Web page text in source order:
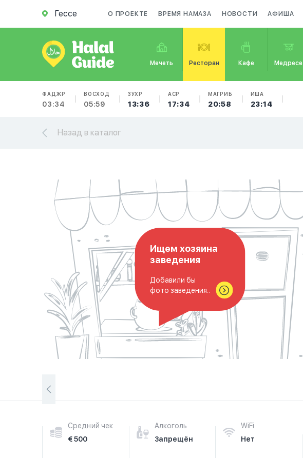
Гессе О ПРОЕКТЕ ВРЕМЯ НАМАЗА НОВОСТИ АФИША
Мечеть Ресторан Кафе Медресе
ФАДЖР
03:34
ВОСХОД
05:59
ЗУХР
13:36
АСР
17:34
МАГРИБ
20:58
ИША
23:14
Назад в каталог
Ищем хозяина
заведения
Добавили бы
фото заведения..
Средний чек
€ 500
Алкоголь
Запрещён
WiFi
Нет